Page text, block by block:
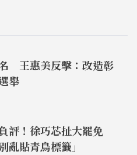
王惠美反擊：改造彰
舉
評！徐巧芯扯大罷免
亂貼青鳥標籤」